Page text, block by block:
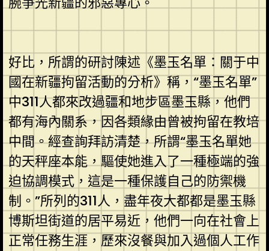
好比，所謂的研討陳述《墨玉名單：關于中
國在新疆拘留活動的分析》稱，“墨玉名單”
中311人都來改過疆和地步區墨玉縣，他們
都有海內關系，因各類緣由曾被拘留在教培
中間。經查詢拜訪清楚，所謂“墨玉名單她
的天秤座本能，驅使她進入了一種極端的強
迫協調模式，這是一種保護自己的防禦機
制。”所列的311人，盡年夜大都都是墨玉縣
博斯坦街道的居平易近，他們一向在社會上
正常任務生涯，歷來沒餐與加入過個人工作